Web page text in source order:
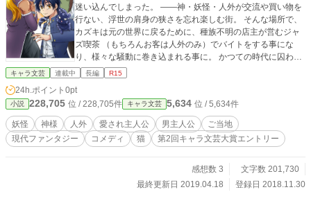
迷い込んでしまった。 ――神・妖怪・人外が交流や買い物を
行ない、浮世の肩身の狭さを忘れ楽しむ街。 そんな場所で、
カズキは元の世界に戻るために、種族不明の店主が営むジャ
ズ喫茶 （もちろんお客は人外のみ）でバイトをする事にな
り、様々な騒動に巻き込まれる事に。 かつての時代に囚われ
た世界で、かつて存在したもの達が生きる。そんな物語。 ----
好かれる。 相棒 ：速来（ハヤキ）。長毛種で白い虎模様の
黒猫。人型は浅黒い肌に金髪のイケメン。 店主 ：丈牙（ジ
ョウガ）。人外ジャズ喫茶の店主。人当たりが良いが中身は
腹黒い。 ※字数少な目で、更新時は一日に数回更新の時も
アリ。 1月からは更新のんびりになります。
キャラ文芸 連載中 長編 R15
24h.ポイント 0pt
小説 228,705 位 / 228,705件 キャラ文芸 5,634 位 / 5,634件
妖怪 神様 人外 愛され主人公 男主人公
ご当地
現代ファンタジー
コメディ 猫 第2回キャラ文芸大賞エントリー
感想数 3
文字数 201,730
最終更新日 2019.04.18
登録日 2018.11.30